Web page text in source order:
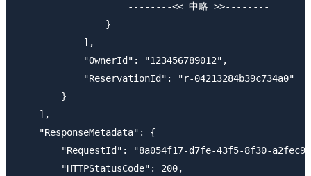
                    --------<< 中略 >>--------
                }
            ],
            "OwnerId": "123456789012",
            "ReservationId": "r-04213284b39c734a0"
        }
    ],
    "ResponseMetadata": {
"RequestId": "8a054f17-d7fe-43f5-8f30-
        "HTTPStatusCode": 200,